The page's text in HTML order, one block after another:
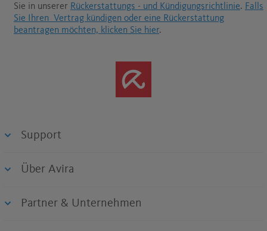
Sie in unserer Rückerstattungs - und Kündigungsrichtlinie. Falls
Sie Ihren Vertrag kündigen oder eine Rückerstattung
beantragen möchten, klicken Sie hier.
Support
Über Avira
Partner & Unternehmen